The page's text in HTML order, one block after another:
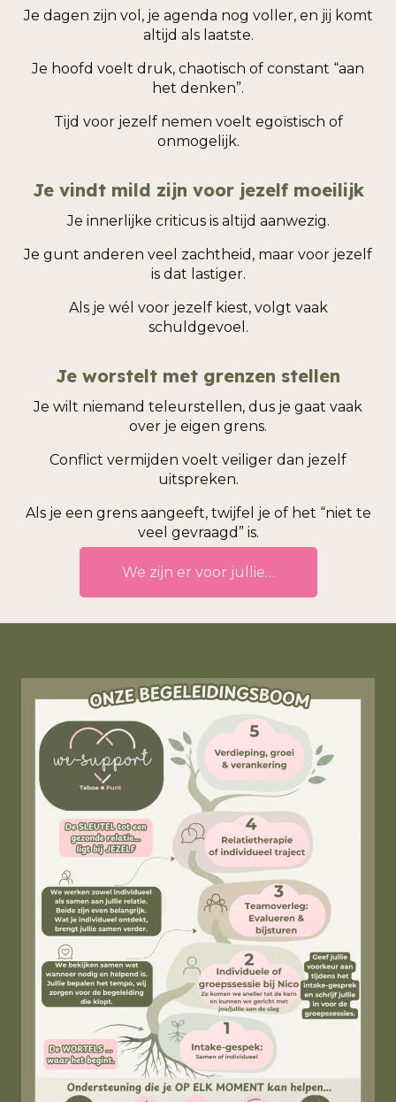
Je dagen zijn vol, je agenda nog voller, en jij komt
altijd als laatste.
Je hoofd voelt druk, chaotisch of constant “aan
het denken”.
Tijd voor jezelf nemen voelt egoïstisch of
onmogelijk.
Je vindt mild zijn voor jezelf moeilijk
Je innerlijke criticus is altijd aanwezig.
Je gunt anderen veel zachtheid, maar voor jezelf
is dat lastiger.
Als je wél voor jezelf kiest, volgt vaak
schuldgevoel.
Je worstelt met grenzen stellen
Je wilt niemand teleurstellen, dus je gaat vaak
over je eigen grens.
Conflict vermijden voelt veiliger dan jezelf
uitspreken.
Als je een grens aangeeft, twijfel je of het “niet te
veel gevraagd” is.
We zijn er voor jullie…